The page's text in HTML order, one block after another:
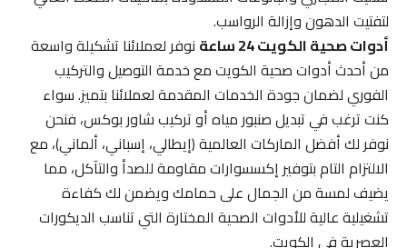
لتفتيت الدهون وإزالة الرواسب.
أدوات صحية الكويت 24 ساعة
نوفر لعملائنا تشكيلة واسعة
من أحدث أدوات صحية الكويت مع خدمة التوصيل والتركيب
الفوري لضمان جودة الخدمات المقدمة لعملائنا بتميز. سواء
كنت ترغب في تبديل صنبور مياه أو تركيب شاور بوكس، فنحن
نوفر لك أفضل الماركات العالمية (إيطالي، إسباني، ألماني)، مع
الالتزام التام بتوفير إكسسوارات مقاومة للصدأ والتآكل، مما
يضيف لمسة من الجمال على حمامك ويضمن لك كفاءة
تشغيلية عالية للأدوات الصحية المختارة التي تناسب الديكورات
العصرية في الكويت.